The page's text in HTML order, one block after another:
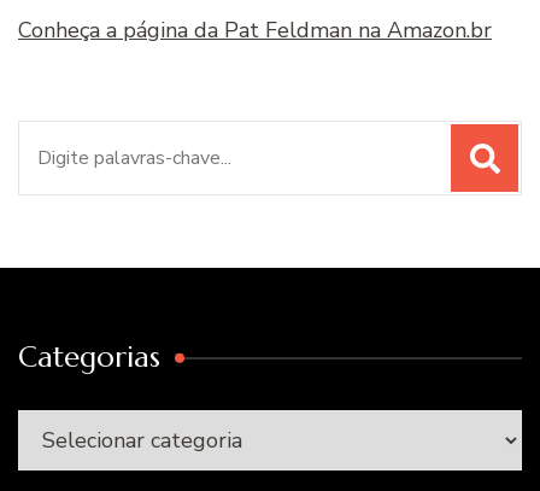
Conheça a página da Pat Feldman na Amazon.br
Categorias
Categorias